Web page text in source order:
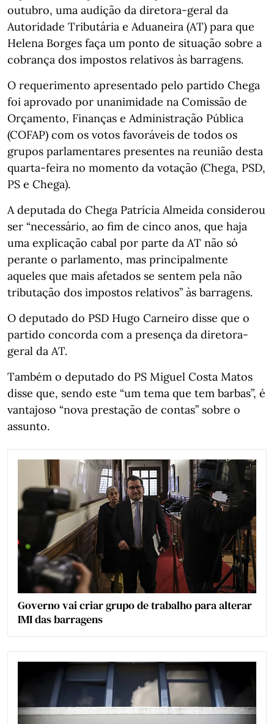
outubro, uma audição da diretora-geral da
Autoridade Tributária e Aduaneira (AT) para que
Helena Borges faça um ponto de situação sobre a
cobrança dos impostos relativos às barragens.
O requerimento apresentado pelo partido Chega
foi aprovado por unanimidade na Comissão de
Orçamento, Finanças e Administração Pública
(COFAP) com os votos favoráveis de todos os
grupos parlamentares presentes na reunião desta
quarta-feira no momento da votação (Chega, PSD,
PS e Chega).
A deputada do Chega Patrícia Almeida considerou
ser “necessário, ao fim de cinco anos, que haja
uma explicação cabal por parte da AT não só
perante o parlamento, mas principalmente
aqueles que mais afetados se sentem pela não
tributação dos impostos relativos” às barragens.
O deputado do PSD Hugo Carneiro disse que o
partido concorda com a presença da diretora-
geral da AT.
Também o deputado do PS Miguel Costa Matos
disse que, sendo este “um tema que tem barbas”, é
vantajoso “nova prestação de contas” sobre o
assunto.
Governo vai criar grupo de trabalho para alterar
IMI das barragens